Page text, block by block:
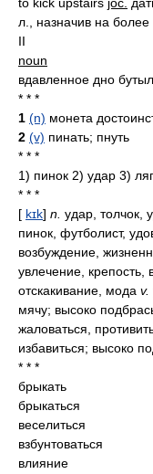
л., назначив на
II
noun
вдавленное дно
* * *
1 (n) монета
2 (v) пинать; пнуть
* * *
1) пинок 2) удар 3)
* * *
[ kɪk] n. удар, толчок,
пинок, футболист,
возбуждение,
увлечение, крепость,
отскакивание, мода v.
мячу; высоко
жаловаться,
избавиться; высоко
* * *
брыкать
брыкаться
веселиться
взбунтоваться
влияние